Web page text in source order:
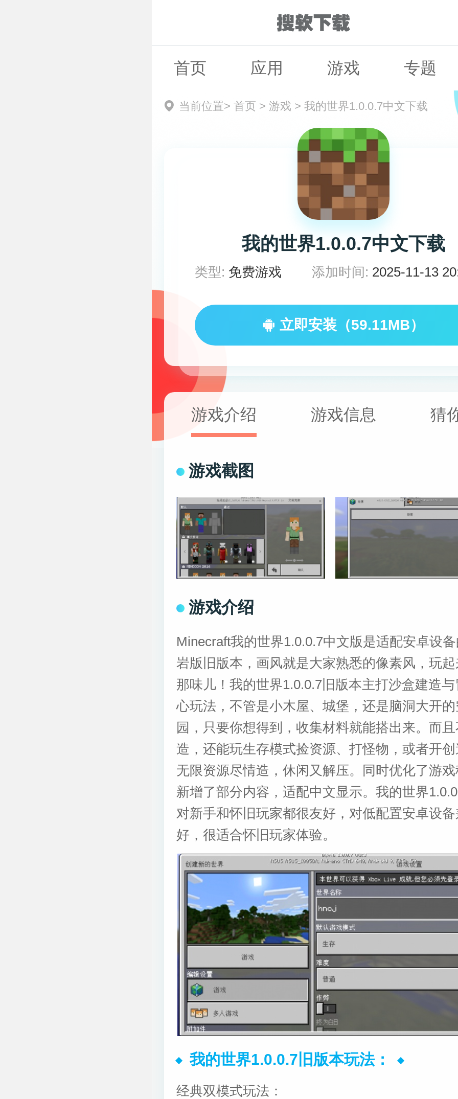
首页 应用 游戏 专题
当前位置> 首页 > 游戏 > 我的世界1.0.0.7中文下载
我的世界1.0.0.7中文下载
类型: 免费游戏 添加时间: 2025-11-13
立即安装（59.11MB）
游戏介绍 游戏信息 猜
游戏截图
游戏介绍
Minecraft我的世界1.0.0.7中文版是适配安卓设
岩版旧版本，画风就是大家熟悉的像素风，玩
那味儿！我的世界1.0.0.7旧版本主打沙盒建造
心玩法，不管是小木屋、城堡，还是脑洞大开
园，只要你想得到，收集材料就能搭出来。而
造，还能玩生存模式捡资源、打怪物，或者开
无限资源尽情造，休闲又解压。同时优化了游
新增了部分内容，适配中文显示。我的世界
对新手和怀旧玩家都很友好，对低配置安卓设
好，很适合怀旧玩家体验。
我的世界1.0.0.7旧版本玩法：
经典双模式玩法：